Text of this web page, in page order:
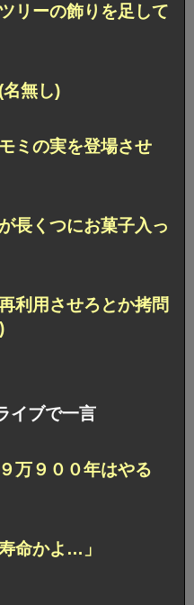
リーの飾りを足して
無し)
ミの実を登場させ
長くつにお菓子入っ
利用させろとか拷問
イブで一言
万９００年はやる
寿命かよ…」